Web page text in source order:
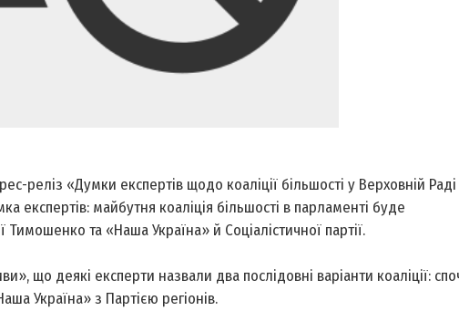
реліз «Думки експертів щодо коаліції більшості у Верховній Раді
майбутня коаліція більшості в парламенті буде
та «Наша Україна» й Соціалістичної партії.
що деякі експерти назвали два послідовні варіанти коаліції:
Україна» з Партією регіонів.